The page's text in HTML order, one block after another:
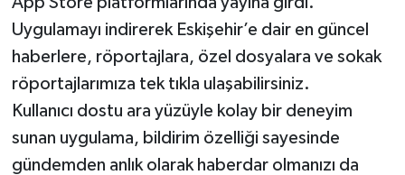
Uygulamayı indirerek Eskişehir’e dair en güncel
haberlere, röportajlara, özel dosyalara ve sokak
röportajlarımıza tek tıkla ulaşabilirsiniz.
Kullanıcı dostu ara yüzüyle kolay bir deneyim
sunan uygulama, bildirim özelliği sayesinde
gündemden anlık olarak haberdar olmanızı da
Yurttan